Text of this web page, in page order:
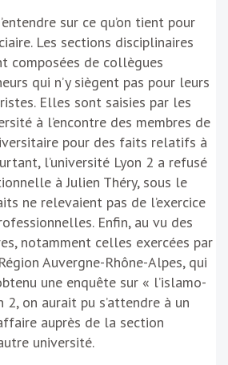
sur ce qu’on tient pour
Les sections disciplinaires
composées de collègues
qui n’y siègent pas pour leurs
Elles sont saisies par les
à l’encontre des membres de
pour des faits relatifs à
l’université Lyon 2 a refusé
à Julien Théry, sous le
ne relevaient pas de l’exercice
Enfin, au vu des
notamment celles exercées par
Auvergne-Rhône-Alpes, qui
une enquête sur « l’islamo-
2, on aurait pu s’attendre à un
auprès de la section
université.